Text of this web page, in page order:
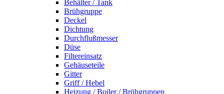
Behälter / Tank
Brühgruppe
Deckel
Dichtung
Durchflußmesser
Düse
Filtereinsatz
Gehäuseteile
Gitter
Griff / Hebel
Heizung / Boiler / Brühgruppen